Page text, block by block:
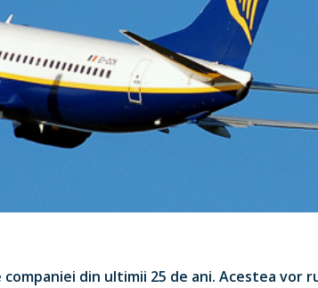
din ultimii 25 de ani. Acestea vor